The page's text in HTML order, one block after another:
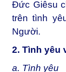
Đức Giêsu
trên tình
Người.
2. Tình yêu
a. Tình yêu